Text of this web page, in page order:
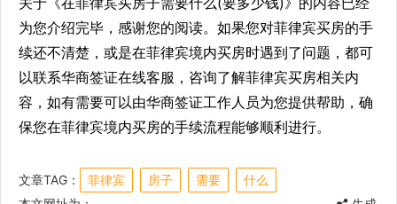
为您介绍完毕，感谢您的阅读。如果您对菲律宾买房的手
续还不清楚，或是在菲律宾境内买房时遇到了问题，都可
以联系华商签证在线客服，咨询了解菲律宾买房相关内
容，如有需要可以由华商签证工作人员为您提供帮助，确
保您在菲律宾境内买房的手续流程能够顺利进行。
文章TAG： 菲律宾 房子 需要
什么